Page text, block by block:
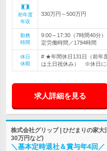
初年度
年収
330万円～500万円
勤務
時間
9:00～17:30（7時間40分
定労働時間／1794時間
休日
休暇
# ★年間休日131日（前年
は土日祝休み） ※休日に
求人詳細を見る
株式会社グリップ | ひだまりの家
30万円など)
＼基本定時退社＆賞与年4回